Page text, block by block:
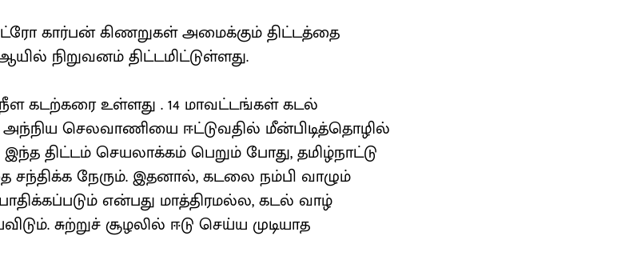
கார்பன் கிணறுகள் அமைக்கும் திட்டத்தை
நிறுவனம் திட்டமிட்டுள்ளது.
நீள கடற்கரை உள்ளது . 14 மாவட்டங்கள் கடல்
செலவாணியை ஈட்டுவதில் மீன்பிடித்தொழில்
திட்டம் செயலாக்கம் பெறும் போது, தமிழ்நாட்டு
சந்திக்க நேரும். இதனால், கடலை நம்பி வாழும்
என்பது மாத்திரமல்ல, கடல் வாழ்
சுற்றுச் சூழலில் ஈடு செய்ய முடியாத